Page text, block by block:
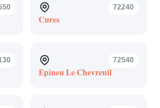
72240
Cures
72540
Epineu Le Chevreuil